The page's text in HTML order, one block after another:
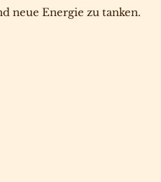
neue Energie zu tanken.